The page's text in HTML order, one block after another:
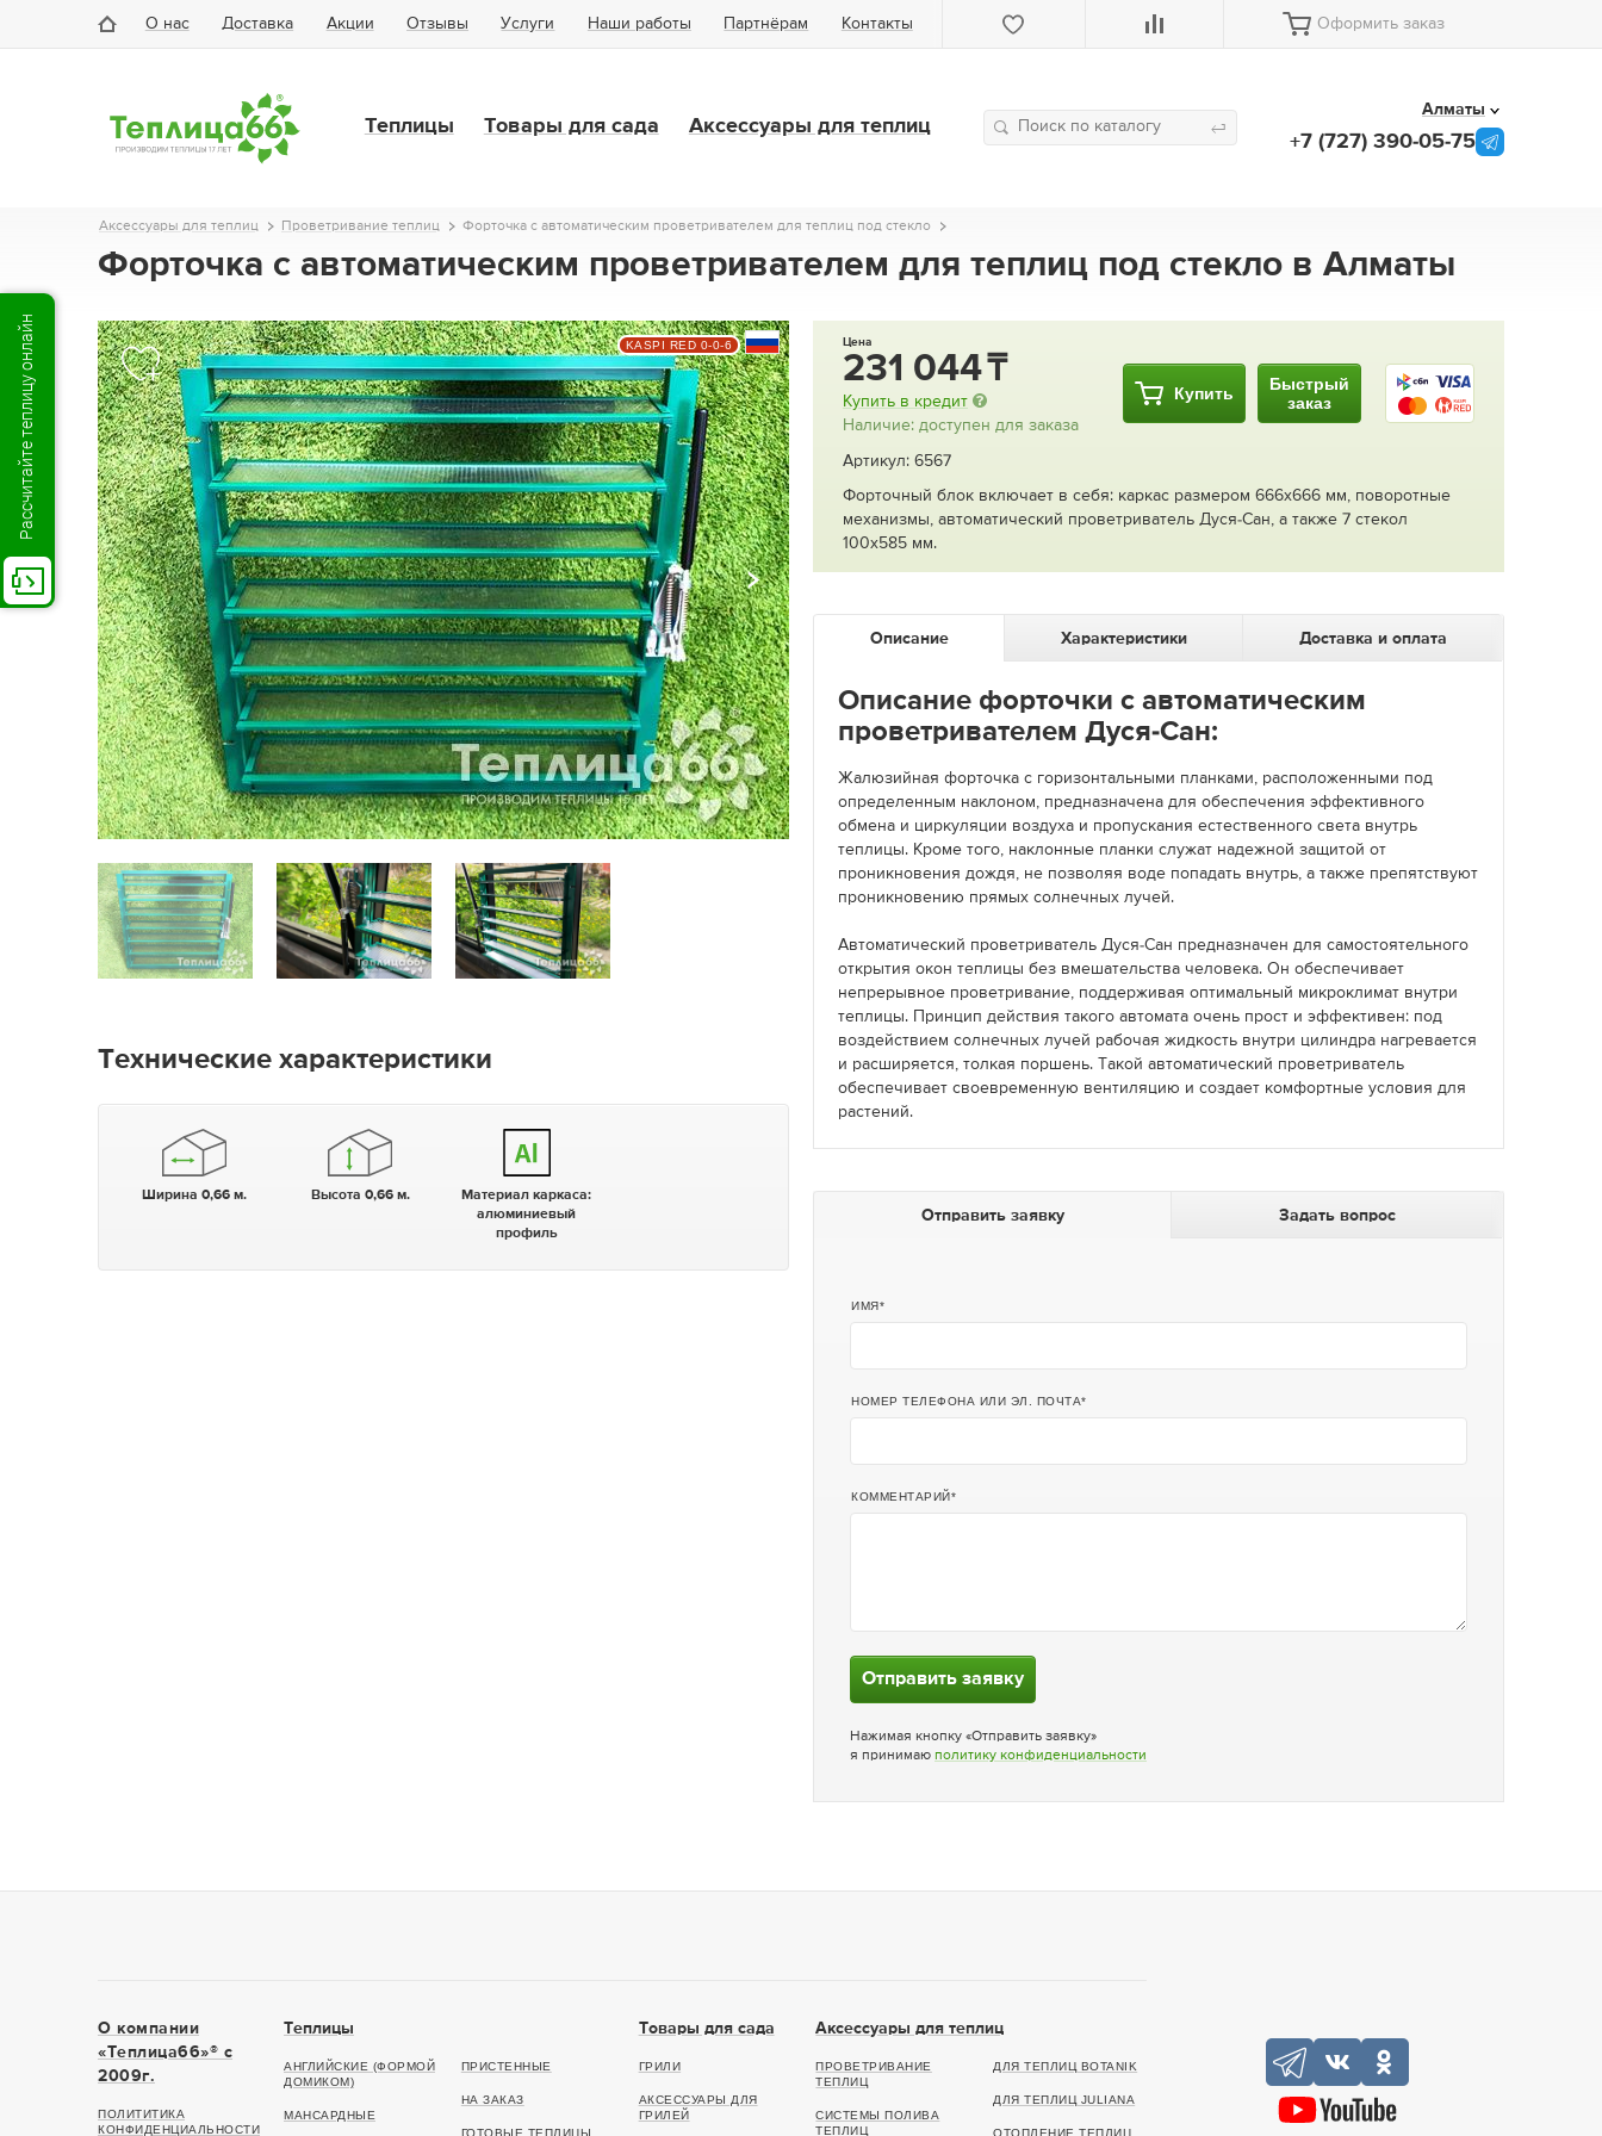
О нас Доставка Акции Отзывы Услуги Наши работы Партнёрам Контакты Оформить заказ
Теплицы Товары для сада Аксессуары для теплиц
Алматы
+7 (727) 390-05-75
Аксессуары для теплиц Проветривание теплиц Форточка с автоматическим проветривателем для теплиц под стекло
Форточка с автоматическим проветривателем для теплиц под стекло в Алматы
KASPI RED 0-0-6
Технические характеристики
Ширина 0,66 м. Высота 0,66 м.
Материал каркаса:
алюминиевый
профиль
Цена
231 044
Купить в кредит
Наличие: доступен для заказа
Купить
Быстрый
заказ
Артикул: 6567
Форточный блок включает в себя: каркас размером 666х666 мм, поворотные
механизмы, автоматический проветриватель Дуся-Сан, а также 7 стекол
100х585 мм.
Описание Характеристики Доставка и оплата
Описание форточки с автоматическим
проветривателем Дуся-Сан:
Жалюзийная форточка с горизонтальными планками, расположенными под
определенным наклоном, предназначена для обеспечения эффективного
обмена и циркуляции воздуха и пропускания естественного света внутрь
теплицы. Кроме того, наклонные планки служат надежной защитой от
проникновения дождя, не позволяя воде попадать внутрь, а также препятствуют
проникновению прямых солнечных лучей.
Автоматический проветриватель Дуся-Сан предназначен для самостоятельного
открытия окон теплицы без вмешательства человека. Он обеспечивает
непрерывное проветривание, поддерживая оптимальный микроклимат внутри
теплицы. Принцип действия такого автомата очень прост и эффективен: под
воздействием солнечных лучей рабочая жидкость внутри цилиндра нагревается
и расширяется, толкая поршень. Такой автоматический проветриватель
обеспечивает своевременную вентиляцию и создает комфортные условия для
растений.
Отправить заявку Задать вопрос
ИМЯ
НОМЕР ТЕЛЕФОНА ИЛИ ЭЛ. ПОЧТА
КОММЕНТАРИЙ
Отправить заявку
Нажимая кнопку «Отправить заявку»
я принимаю политику конфиденциальности
О компании
«Теплица66»® c
2009г.
ПОЛИТИТИКА
КОНФИДЕНЦИАЛЬНОСТИ
Теплицы
АНГЛИЙСКИЕ (ФОРМОЙ
ДОМИКОМ)
МАНСАРДНЫЕ
ПРИСТЕННЫЕ
НА ЗАКАЗ
ГОТОВЫЕ ТЕПЛИЦЫ
Товары для сада
ГРИЛИ
АКСЕССУАРЫ ДЛЯ
ГРИЛЕЙ
Аксессуары для теплиц
ПРОВЕТРИВАНИЕ
ТЕПЛИЦ
СИСТЕМЫ ПОЛИВА
ТЕПЛИЦ
ДЛЯ ТЕПЛИЦ BOTANIK
ДЛЯ ТЕПЛИЦ JULIANA
ОТОПЛЕНИЕ ТЕПЛИЦ
Рассчитайте теплицу онлайн